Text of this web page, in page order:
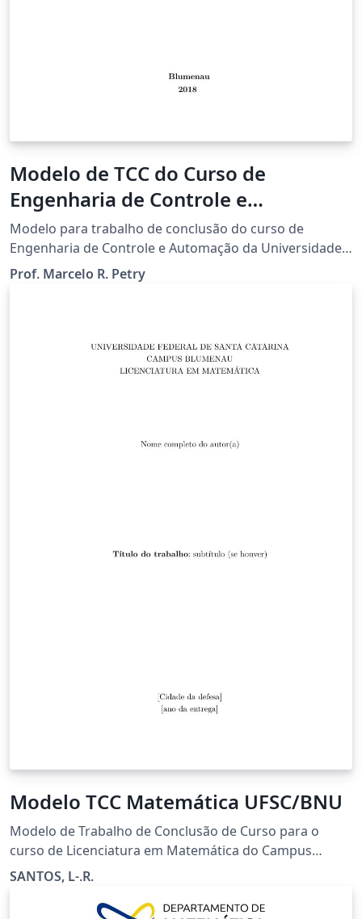
Modelo de TCC do Curso de
Engenharia de Controle e
Automação da UFSC - Campus de
Blumenau
Modelo para trabalho de conclusão do curso de
Engenharia de Controle e Automação da Universidade
Federal de Santa Catarina, Campus de Blumenau,
Departamento de Engenharia de Controle Automação e
Prof. Marcelo R. Petry
Modelo TCC Matemática UFSC/BNU
Modelo de Trabalho de Conclusão de Curso para o
curso de Licenciatura em Matemática do Campus
Blumenau da Universidade Federal de Santa Catarina
Adaptado do modelo de teses e dissertaçõesM da
SANTOS, L-.R.